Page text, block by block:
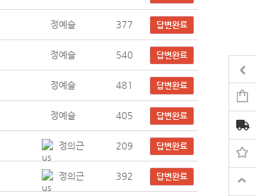
정예슬 377 답변완료
정예슬 540 답변완료
정예슬 481 답변완료
정예슬 405 답변완료
정의근 209 답변완료
정의근 392 답변완료